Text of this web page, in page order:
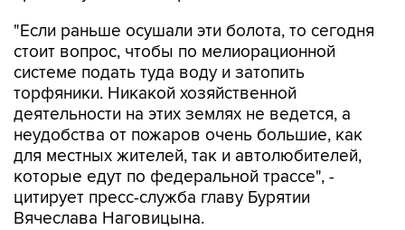
"Если раньше осушали эти болота, то сегодня
стоит вопрос, чтобы по мелиорационной
системе подать туда воду и затопить
торфяники. Никакой хозяйственной
деятельности на этих землях не ведется, а
неудобства от пожаров очень большие, как
для местных жителей, так и автолюбителей,
которые едут по федеральной трассе", -
цитирует пресс-служба главу Бурятии
Вячеслава Наговицына.